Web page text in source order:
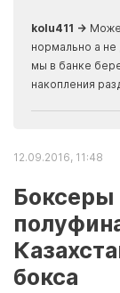
kolu411 →
нормально а
мы в банке
накопления
12.09.2016, 11:48
Боксеры
бокса